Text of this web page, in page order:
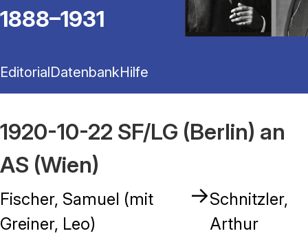
1888–1931
EditorialDatenbankHilfe
1920-10-22 SF/LG (Berlin) an
AS (Wien)
Fischer, Samuel (mit
Greiner, Leo)
→Schnitzler,
Arthur